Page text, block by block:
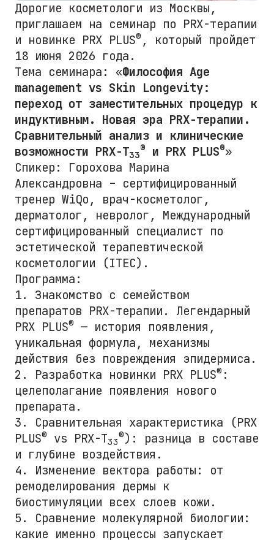
Дорогие косметологи из Москвы,
приглашаем на семинар по PRX-терапии
и новинке PRX PLUS® , который пройдет
18 июня 2026 года.
Тема семинара: «Философия Age
management vs Skin Longevity:
переход от заместительных процедур к
индуктивным. Новая эра PRX-терапии.
Сравнительный анализ и клинические
возможности PRX-T33
® и PRX PLUS®»
Спикер: Горохова Марина
Александровна – сертифицированный
тренер WiQo, врач-косметолог,
дерматолог, невролог, Международный
сертифицированный специалист по
эстетической терапевтической
косметологии (ITEC).
Программа:
1. Знакомство с семейством
препаратов PRX-терапии. Легендарный
PRX PLUS®
— история появления,
уникальная формула, механизмы
действия без повреждения эпидермиса.
2. Разработка новинки PRX PLUS® :
целеполагание появления нового
препарата.
3. Сравнительная характеристика (PRX
PLUS® vs PRX-T33
®): разница в составе
и глубине воздействия.
4. Изменение вектора работы: от
ремоделирования дермы к
биостимуляции всех слоев кожи.
5. Сравнение молекулярной биологии:
какие именно процессы запускает